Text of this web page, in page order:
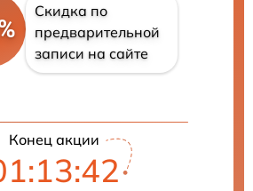
Скидка по
предварительной
записи на сайте
Конец акции